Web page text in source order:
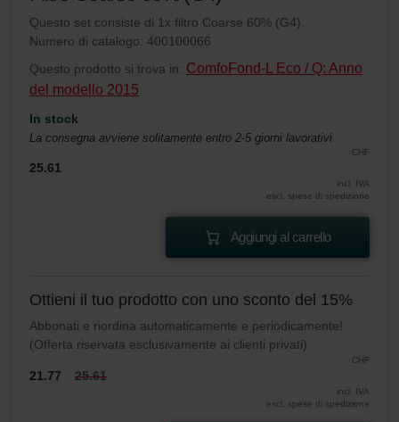
Questo set consiste di 1x filtro Coarse 60% (G4).
Numero di catalogo: 400100066
Questo prodotto si trova in: ComfoFond-L Eco / Q: Anno
del modello 2015
In stock
La consegna avviene solitamente entro 2-5 giorni lavorativi
CHF
25.61
incl. IVA
escl. spese di spedizione
Aggiungi al carrello
Ottieni il tuo prodotto con uno sconto del 15%
Abbonati e riordina automaticamente e periodicamente!
(Offerta riservata esclusivamente ai clienti privati)
CHF
21.77 25.61
incl. IVA
escl. spese di spedizione